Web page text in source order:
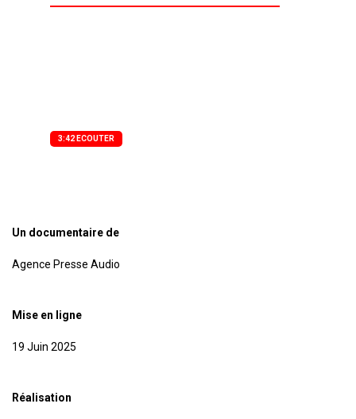
3:42 ECOUTER
Un documentaire de
Agence Presse Audio
Mise en ligne
19 Juin 2025
Réalisation